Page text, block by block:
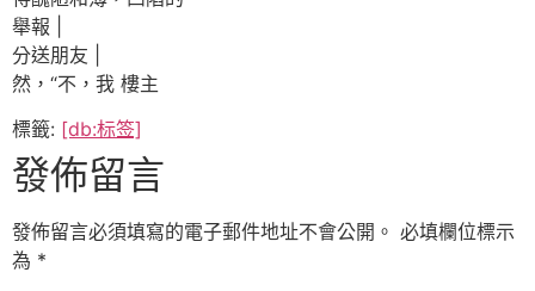
舉報 |
分送朋友 |
然，“不，我 樓主
標籤: [db:标签]
發佈留言
發佈留言必須填寫的電子郵件地址不會公開。 必填欄位標示
為 *